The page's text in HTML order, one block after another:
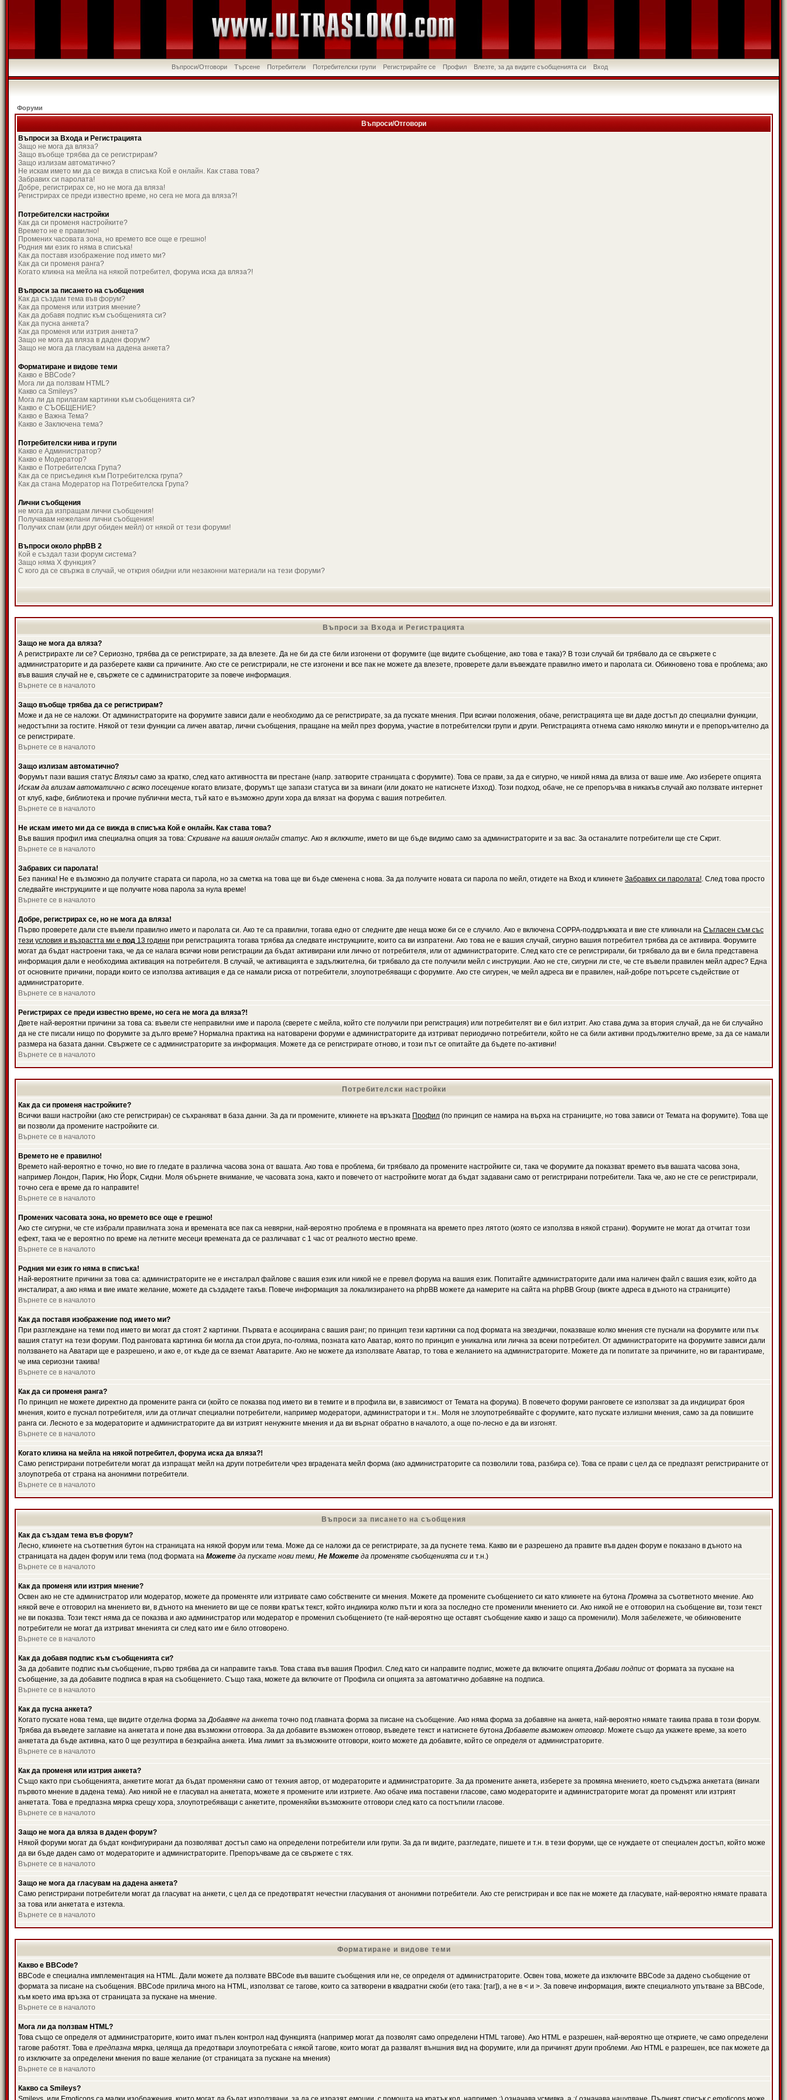
Въпроси/Отговори Търсене Потребители Потребителски групи Регистрирайте се Профил Влезте, за да видите съобщенията си Вход
Форуми
Въпроси/Отговори
Въпроси за Входа и Регистрацията
Защо не мога да вляза?
Защо въобще трябва да се регистрирам?
Защо излизам автоматично?
Не искам името ми да се вижда в списъка Кой е онлайн. Как става това?
Забравих си паролата!
Добре, регистрирах се, но не мога да вляза!
Регистрирах се преди известно време, но сега не мога да вляза?!
Потребителски настройки
Как да си променя настройките?
Времето не е правилно!
Промених часовата зона, но времето все още е грешно!
Родния ми език го няма в списъка!
Как да поставя изображение под името ми?
Как да си променя ранга?
Когато кликна на мейла на някой потребител, форума иска да вляза?!
Въпроси за писането на съобщения
Как да създам тема във форум?
Как да променя или изтрия мнение?
Как да добавя подпис към съобщенията си?
Как да пусна анкета?
Как да променя или изтрия анкета?
Защо не мога да вляза в даден форум?
Защо не мога да гласувам на дадена анкета?
Форматиране и видове теми
Какво е BBCode?
Мога ли да ползвам HTML?
Какво са Smileys?
Мога ли да прилагам картинки към съобщенията си?
Какво е СЪОБЩЕНИЕ?
Какво е Важна Тема?
Какво е Заключена тема?
Потребителски нива и групи
Какво е Администратор?
Какво е Модератор?
Какво е Потребителска Група?
Как да се присъединя към Потребителска група?
Как да стана Модератор на Потребителска Група?
Лични съобщения
не мога да изпращам лични съобщения!
Получавам нежелани лични съобщения!
Получих спам (или друг обиден мейл) от някой от тези форуми!
Въпроси около phpBB 2
Кой е създал тази форум система?
Защо няма X функция?
С кого да се свържа в случай, че открия обидни или незаконни материали на тези форуми?
Въпроси за Входа и Регистрацията
Защо не мога да вляза?
А регистрирахте ли се? Сериозно, трябва да се регистрирате, за да влезете. Да не би да сте били изгонени от форумите (ще видите съобщение, ако това е така)? В този случай би трябвало да се свържете с
администраторите и да разберете какви са причините. Ако сте се регистрирали, не сте изгонени и все пак не можете да влезете, проверете дали въвеждате правилно името и паролата си. Обикновено това е проблема; ако
във вашия случай не е, свържете се с администраторите за повече информация.
Върнете се в началото
Защо въобще трябва да се регистрирам?
Може и да не се наложи. От администраторите на форумите зависи дали е необходимо да се регистрирате, за да пускате мнения. При всички положения, обаче, регистрацията ще ви даде достъп до специални функции,
недостъпни за гостите. Някой от тези функции са личен аватар, лични съобщения, пращане на мейл през форума, участие в потребителски групи и други. Регистрацията отнема само няколко минути и е препоръчително да
се регистрирате.
Върнете се в началото
Защо излизам автоматично?
Форумът пази вашия статус Влязъл само за кратко, след като активността ви престане (напр. затворите страницата с форумите). Това се прави, за да е сигурно, че никой няма да влиза от ваше име. Ако изберете опцията
Искам да влизам автоматично с всяко посещение когато влизате, форумът ще запази статуса ви за винаги (или докато не натиснете Изход). Този подход, обаче, не се препоръчва в никакъв случай ако ползвате интернет
от клуб, кафе, библиотека и прочие публични места, тъй като е възможно други хора да влязат на форума с вашия потребител.
Върнете се в началото
Не искам името ми да се вижда в списъка Кой е онлайн. Как става това?
Във вашия профил има специална опция за това: Скриване на вашия онлайн статус. Ако я включите, името ви ще бъде видимо само за администраторите и за вас. За останалите потребители ще сте Скрит.
Върнете се в началото
Забравих си паролата!
Без паника! Не е възможно да получите старата си парола, но за сметка на това ще ви бъде сменена с нова. За да получите новата си парола по мейл, отидете на Вход и кликнете Забравих си паролата!. След това просто
следвайте инструкциите и ще получите нова парола за нула време!
Върнете се в началото
Добре, регистрирах се, но не мога да вляза!
Първо проверете дали сте въвели правилно името и паролата си. Ако те са правилни, тогава едно от следните две неща може би се е случило. Ако е включена COPPA-поддръжката и вие сте кликнали на Съгласен съм със
тези условия и възрастта ми е под 13 години при регистрацията тогава трябва да следвате инструкциите, които са ви изпратени. Ако това не е вашия случай, сигурно вашия потребител трябва да се активира. Форумите
могат да бъдат настроени така, че да се налага всички нови регистрации да бъдат активирани или лично от потребителя, или от администраторите. След като сте се регистрирали, би трябвало да ви е била представена
информация дали е необходима активация на потребителя. В случай, че активацията е задължителна, би трябвало да сте получили мейл с инструкции. Ако не сте, сигурни ли сте, че сте въвели правилен мейл адрес? Една
от основните причини, поради които се използва активация е да се намали риска от потребители, злоупотребяващи с форумите. Ако сте сигурен, че мейл адреса ви е правилен, най-добре потърсете съдействие от
администраторите.
Върнете се в началото
Регистрирах се преди известно време, но сега не мога да вляза?!
Двете най-вероятни причини за това са: въвели сте неправилни име и парола (сверете с мейла, който сте получили при регистрация) или потребителят ви е бил изтрит. Ако става дума за втория случай, да не би случайно
да не сте писали нищо по форумите за дълго време? Нормална практика на натоварени форуми е администраторите да изтриват периодично потребители, който не са били активни продължително време, за да се намали
размера на базата данни. Свържете се с администраторите за информация. Можете да се регистрирате отново, и този път се опитайте да бъдете по-активни!
Върнете се в началото
Потребителски настройки
Как да си променя настройките?
Всички ваши настройки (ако сте регистриран) се съхраняват в база данни. За да ги промените, кликнете на връзката Профил (по принцип се намира на върха на страниците, но това зависи от Темата на форумите). Това ще
ви позволи да промените настройките си.
Върнете се в началото
Времето не е правилно!
Времето най-вероятно е точно, но вие го гледате в различна часова зона от вашата. Ако това е проблема, би трябвало да промените настройките си, така че форумите да показват времето във вашата часова зона,
например Лондон, Париж, Ню Йорк, Сидни. Моля обърнете внимание, че часовата зона, както и повечето от настройките могат да бъдат задавани само от регистрирани потребители. Така че, ако не сте се регистрирали,
точно сега е време да го направите!
Върнете се в началото
Промених часовата зона, но времето все още е грешно!
Ако сте сигурни, че сте избрали правилната зона и времената все пак са невярни, най-вероятно проблема е в промяната на времето през лятото (която се използва в някой страни). Форумите не могат да отчитат този
ефект, така че е вероятно по време на летните месеци времената да се различават с 1 час от реалното местно време.
Върнете се в началото
Родния ми език го няма в списъка!
Най-вероятните причини за това са: администраторите не е инсталрал файлове с вашия език или никой не е превел форума на вашия език. Попитайте администраторите дали има наличен файл с вашия език, който да
инсталират, а ако няма и вие имате желание, можете да създадете такъв. Повече информация за локализирането на phpBB можете да намерите на сайта на phpBB Group (вижте адреса в дъното на страниците)
Върнете се в началото
Как да поставя изображение под името ми?
При разглеждане на теми под името ви могат да стоят 2 картинки. Първата е асоциирана с вашия ранг; по принцип тези картинки са под формата на звездички, показваше колко мнения сте пуснали на форумите или пък
вашия статут на тези форуми. Под ранговата картинка би могла да стои друга, по-голяма, позната като Аватар, която по принцип е уникална или лична за всеки потребител. От администраторите на форумите зависи дали
ползването на Аватари ще е разрешено, и ако е, от къде да се вземат Аватарите. Ако не можете да използвате Аватар, то това е желанието на администраторите. Можете да ги попитате за причините, но ви гарантираме,
че има сериозни такива!
Върнете се в началото
Как да си променя ранга?
По принцип не можете директно да промените ранга си (който се показва под името ви в темите и в профила ви, в зависимост от Темата на форума). В повечето форуми ранговете се използват за да индицират броя
мнения, които е пуснал потребителя, или да отличат специални потребители, например модератори, администратори и т.н.. Моля не злоупотребявайте с форумите, като пускате излишни мнения, само за да повишите
ранга си. Лесното е за модераторите и администраторите да ви изтрият ненужните мнения и да ви върнат обратно в началото, а още по-лесно е да ви изгонят.
Върнете се в началото
Когато кликна на мейла на някой потребител, форума иска да вляза?!
Само регистрирани потребители могат да изпращат мейл на други потребители чрез вградената мейл форма (ако администраторите са позволили това, разбира се). Това се прави с цел да се предпазят регистрираните от
злоупотреба от страна на анонимни потребители.
Върнете се в началото
Въпроси за писането на съобщения
Как да създам тема във форум?
Лесно, кликнете на съответния бутон на страницата на някой форум или тема. Може да се наложи да се регистрирате, за да пуснете тема. Какво ви е разрешено да правите във даден форум е показано в дъното на
страницата на даден форум или тема (под формата на Можете да пускате нови теми, Не Можете да променяте съобщенията си и т.н.)
Върнете се в началото
Как да променя или изтрия мнение?
Освен ако не сте администратор или модератор, можете да променяте или изтривате само собствените си мнения. Можете да промените съобщението си като кликнете на бутона Промяна за съответното мнение. Ако
някой вече е отговорил на мнението ви, в дъното на мнението ви ще се появи кратък текст, който индикира колко пъти и кога за последно сте променили мнението си. Ако никой не е отговорил на съобщение ви, този текст
не ви показва. Този текст няма да се показва и ако администратор или модератор е променил съобщението (те най-вероятно ще оставят съобщение какво и защо са променили). Моля забележете, че обикновените
потребители не могат да изтриват мненията си след като им е било отговорено.
Върнете се в началото
Как да добавя подпис към съобщенията си?
За да добавите подпис към съобщение, първо трябва да си направите такъв. Това става във вашия Профил. След като си направите подпис, можете да включите опциятаДобави подпис от формата за пускане на
съобщение, за да добавите подписа в края на съобщението. Също така, можете да включите от Профила си опцията за автоматично добавяне на подписа.
Върнете се в началото
Как да пусна анкета?
Когато пускате нова тема, ще видите отделна форма заДобавяне на анкета точно под главната форма за писане на съобщение. Ако няма форма за добавяне на анкета, най-вероятно нямате такива права в този форум.
Трябва да въведете заглавие на анкетата и поне два възможни отговора. За да добавите възможен отговор, въведете текст и натиснете бутонаДобавете възможен отговор. Можете също да укажете време, за което
анкетата да бъде активна, като 0 ще резултира в безкрайна анкета. Има лимит за възможните отговори, които можете да добавите, който се определя от администраторите.
Върнете се в началото
Как да променя или изтрия анкета?
Също както при съобщенията, анкетите могат да бъдат променяни само от техния автор, от модераторите и администраторите. За да промените анкета, изберете за промяна мнението, което съдържа анкетата (винаги
първото мнение в дадена тема). Ако никой не е гласувал на анкетата, можете я промените или изтриете. Ако обаче има поставени гласове, само модераторите и администраторите могат да променят или изтрият
анкетата. Това е предпазна мярка срещу хора, злоупотребяващи с анкетите, променяйки възможните отговори след като са постъпили гласове.
Върнете се в началото
Защо не мога да вляза в даден форум?
Някой форуми могат да бъдат конфигурирани да позволяват достъп само на определени потребители или групи. За да ги видите, разгледате, пишете и т.н. в тези форуми, ще се нуждаете от специален достъп, който може
да ви бъде даден само от модераторите и администраторите. Препоръчваме да се свържете с тях.
Върнете се в началото
Защо не мога да гласувам на дадена анкета?
Само регистрирани потребители могат да гласуват на анкети, с цел да се предотвратят нечестни гласувания от анонимни потребители. Ако сте регистриран и все пак не можете да гласувате, най-вероятно нямате правата
за това или анкетата е изтекла.
Върнете се в началото
Форматиране и видове теми
Какво е BBCode?
BBCode е специална имплементация на HTML. Дали можете да ползвате BBCode във вашите съобщения или не, се определя от администраторите. Освен това, можете да изключите BBCode за дадено съобщение от
формата за писане на съобщения. BBCode прилича много на HTML, използват се тагове, които са затворени в квадратни скоби (ето така: [таг]), а не в < и >. За повече информация, вижте специалното упътване за BBCode,
към което има връзка от страницата за пускане на мнение.
Върнете се в началото
Мога ли да ползвам HTML?
Това също се определя от администраторите, които имат пълен контрол над функцията (например могат да позволят само определени HTML тагове). Ако HTML е разрешен, най-вероятно ще откриете, че само определени
тагове работят. Това е предпазна мярка, целяща да предотвари злоупотребата с някой тагове, които могат да развалят външния вид на форумите, или да причинят други проблеми. Ако HTML е разрешен, все пак можете да
го изключите за определени мнения по ваше желание (от страницата за пускане на мнения)
Върнете се в началото
Какво са Smileys?